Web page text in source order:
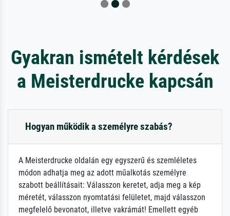
Gyakran ismételt kérdések
a Meisterdrucke kapcsán
Hogyan működik a személyre szabás?
A Meisterdrucke oldalán egy egyszerű és szemléletes
módon adhatja meg az adott műalkotás személyre
szabott beállításait: Válasszon keretet, adja meg a kép
méretét, válasszon nyomtatási felületet, majd válasszon
megfelelő bevonatot, illetve vakrámát! Emellett egyéb